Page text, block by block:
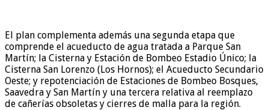
El plan complementa además una segunda etapa que
comprende el acueducto de agua tratada a Parque San
Martín; la Cisterna y Estación de Bombeo Estadio Único; la
Cisterna San Lorenzo (Los Hornos); el Acueducto Secundario
Oeste; y repotenciación de Estaciones de Bombeo Bosques,
Saavedra y San Martín y una tercera relativa al reemplazo
de cañerías obsoletas y cierres de malla para la región.